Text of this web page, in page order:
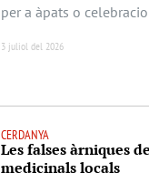
per a àpats o
3 juliol del 2026
CERDANYA
Les falses àrniques
medicinals locals